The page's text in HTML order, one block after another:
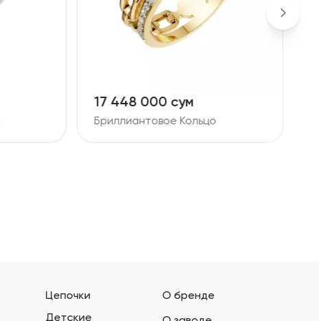
17 448 000 сум
Бриллиантовое Кольцо
Цепочки
Детские
О бренде